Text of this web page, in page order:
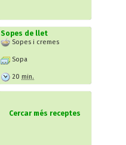
Sopes de llet
Sopes i cremes
Sopa
20 min.
Cercar més receptes